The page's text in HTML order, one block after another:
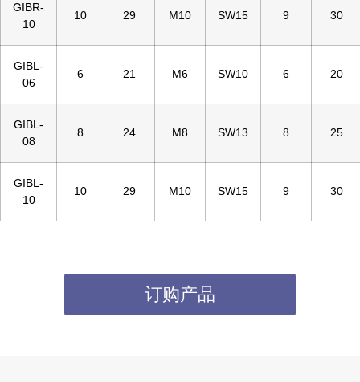
GIBR-
10
10 29 M10 SW15 9 30
GIBL-
06
6 21 M6 SW10 6 20
GIBL-
08
8 24 M8 SW13 8 25
GIBL-
10
10 29 M10 SW15 9 30
订购产品